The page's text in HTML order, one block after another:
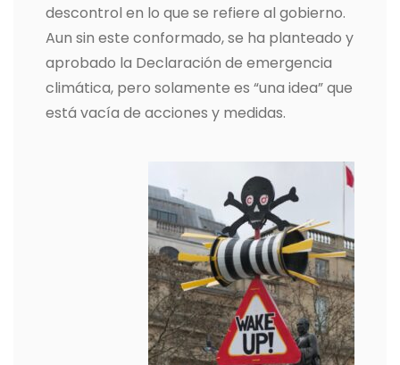
descontrol en lo que se refiere al gobierno.
Aun sin este conformado, se ha planteado y
aprobado la Declaración de emergencia
climática, pero solamente es “una idea” que
está vacía de acciones y medidas.